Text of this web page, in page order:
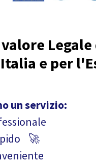
valore
e per
un servizio:
🚀